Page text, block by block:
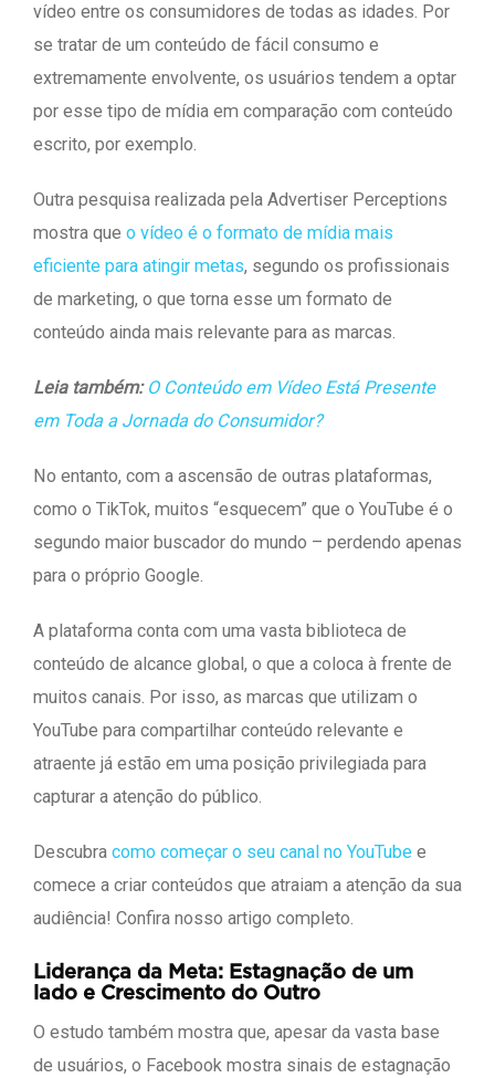
vídeo entre os consumidores de todas as idades. Por
se tratar de um conteúdo de fácil consumo e
extremamente envolvente, os usuários tendem a optar
por esse tipo de mídia em comparação com conteúdo
escrito, por exemplo.
Outra pesquisa realizada pela Advertiser Perceptions
mostra que o vídeo é o formato de mídia mais
eficiente para atingir metas, segundo os profissionais
de marketing, o que torna esse um formato de
conteúdo ainda mais relevante para as marcas.
Leia também: O Conteúdo em Vídeo Está Presente
em Toda a Jornada do Consumidor?
No entanto, com a ascensão de outras plataformas,
como o TikTok, muitos “esquecem” que o YouTube é o
segundo maior buscador do mundo – perdendo apenas
para o próprio Google.
A plataforma conta com uma vasta biblioteca de
conteúdo de alcance global, o que a coloca à frente de
muitos canais. Por isso, as marcas que utilizam o
YouTube para compartilhar conteúdo relevante e
atraente já estão em uma posição privilegiada para
capturar a atenção do público.
Descubra como começar o seu canal no YouTube e
comece a criar conteúdos que atraiam a atenção da sua
audiência! Confira nosso artigo completo.
Liderança da Meta: Estagnação de um
lado e Crescimento do Outro
O estudo também mostra que, apesar da vasta base
de usuários, o Facebook mostra sinais de estagnação